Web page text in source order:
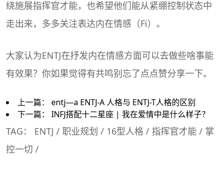
绕施展指挥官才能，也希望他们能从紧绷控制状态中
走出来，多多关注表达内在情感（Fi）。
大家认为ENTJ在抒发内在情感方面可以去做些啥事能
有效果？你如果觉得有共鸣别忘了点点赞分享一下。
上一篇： entj—a ENTJ-A 人格与 ENTJ-T人格的区别
下一篇： INFJ搭配十二星座 | 我在爱情中是什么样子？
TAG： ENTJ / 职业规划 / 16型人格 / 指挥官才能 / 掌
控一切 /